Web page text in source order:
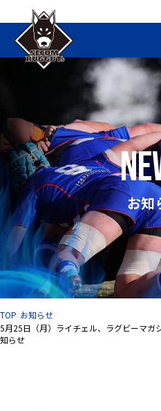
お知
サイト内の現在地
TOP お知らせ
5月25日（月）ライチェル、ラグビーマガ
知らせ